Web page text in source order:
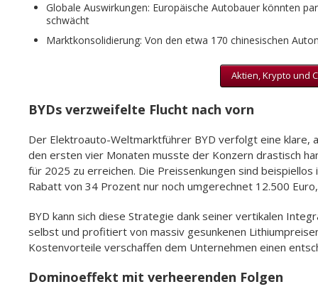
Globale Auswirkungen: Europäische Autobauer könnten
schwächt
Marktkonsolidierung: Von den etwa 170 chinesischen
Aktien, Krypto und
BYDs verzweifelte Flucht nach vorn
Der Elektroauto-Weltmarktführer BYD verfolgt eine klare,
den ersten vier Monaten musste der Konzern drastisch
für 2025 zu erreichen. Die Preissenkungen sind
Rabatt von 34 Prozent nur noch umgerechnet 12.500
BYD kann sich diese Strategie dank seiner vertikalen
selbst und profitiert von massiv gesunkenen
Kostenvorteile verschaffen dem Unternehmen einen
Dominoeffekt mit verheerenden Folgen